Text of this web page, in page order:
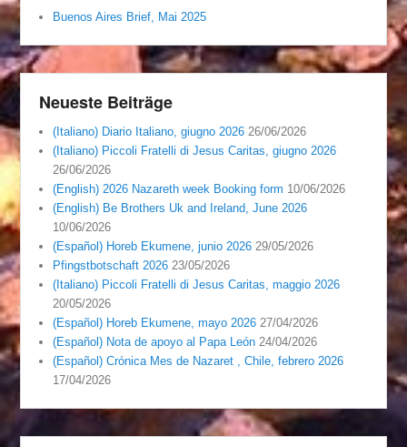
Buenos Aires Brief, Mai 2025
Neueste Beiträge
(Italiano) Diario Italiano, giugno 2026 26/06/2026
(Italiano) Piccoli Fratelli di Jesus Caritas, giugno 2026
26/06/2026
(English) 2026 Nazareth week Booking form 10/06/2026
(English) Be Brothers Uk and Ireland, June 2026
10/06/2026
(Español) Horeb Ekumene, junio 2026 29/05/2026
Pfingstbotschaft 2026 23/05/2026
(Italiano) Piccoli Fratelli di Jesus Caritas, maggio 2026
20/05/2026
(Español) Horeb Ekumene, mayo 2026 27/04/2026
(Español) Nota de apoyo al Papa León 24/04/2026
(Español) Crónica Mes de Nazaret , Chile, febrero 2026
17/04/2026